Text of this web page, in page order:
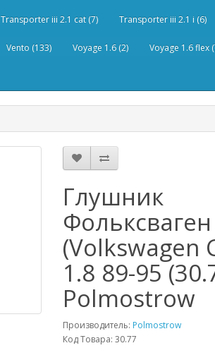
Transporter iii 2.1 cat (7) Transporter iii 2.1 i (6)
Vento (133) Voyage 1.6 (2) Voyage 1.6 flex
Глушник
(Volkswagen
1.8 89-95
Polmostrow
Производитель: Polmostrow
Код Товара: 30.77